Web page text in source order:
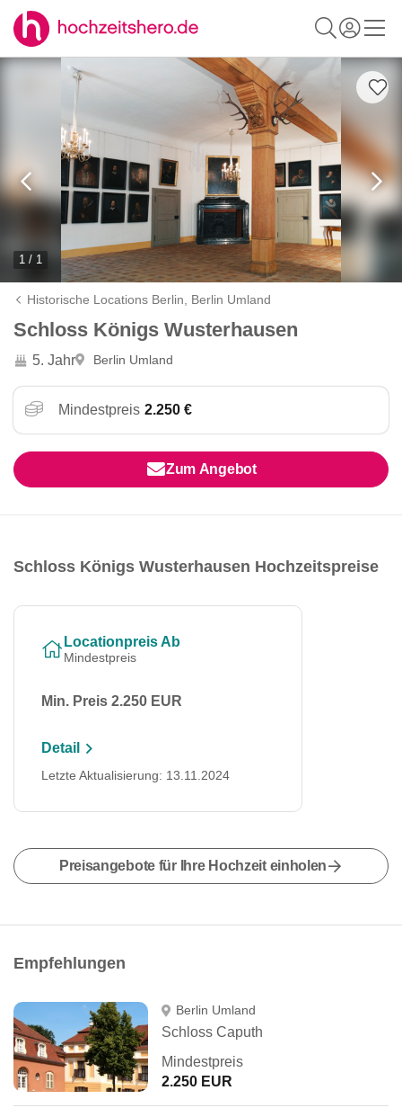
1 / 1
Historische Locations Berlin, Berlin Umland
Schloss Königs Wusterhausen
5. Jahr Berlin Umland
Mindestpreis 2.250 €
Zum Angebot
Schloss Königs Wusterhausen Hochzeitspreise
Locationpreis Ab
Mindestpreis
Min. Preis 2.250 EUR
Detail
Letzte Aktualisierung: 13.11.2024
Preisangebote für Ihre Hochzeit einholen
Empfehlungen
Berlin Umland
Schloss Caputh
Mindestpreis
2.250 EUR